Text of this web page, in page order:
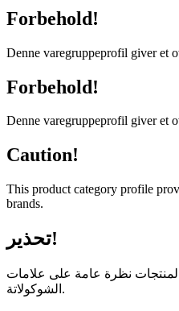
Forbehold!
Denne varegruppeprofil giver et
Forbehold!
Denne varegruppeprofil giver et
Caution!
This product category profile
brands.
تحذير!
نظرة عامة على علامات
الشوكولاتة.